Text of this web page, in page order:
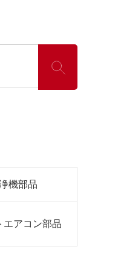
機部品
エアコン部品